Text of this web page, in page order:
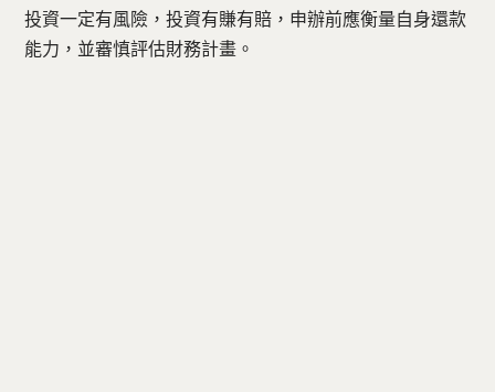
投資一定有風險，投資有賺有賠，申辦前應衡量自身還款
能力，並審慎評估財務計畫。